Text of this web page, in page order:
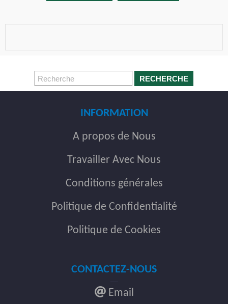
RECHERCHE
INFORMATION
A propos de Nous
Travailler Avec Nous
Conditions générales
Politique de Confidentialité
Politique de Cookies
CONTACTEZ-NOUS
Email